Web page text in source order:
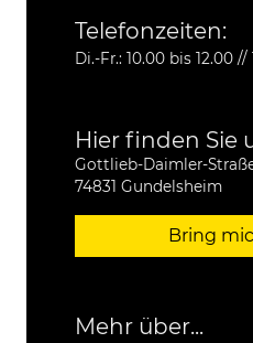
Telefonzeiten:
Di.-Fr.: 10.00 bis 12.00 //
Hier finden Sie
Gottlieb-Daimler-
74831 Gundelsheim
Bring
Mehr über...